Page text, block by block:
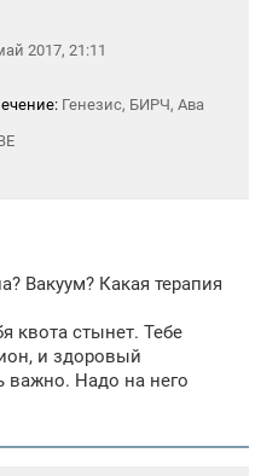
2017, 21:11
Генезис, БИРЧ, Ава
Вакуум? Какая терапия
квота стынет. Тебе
и здоровый
важно. Надо на него